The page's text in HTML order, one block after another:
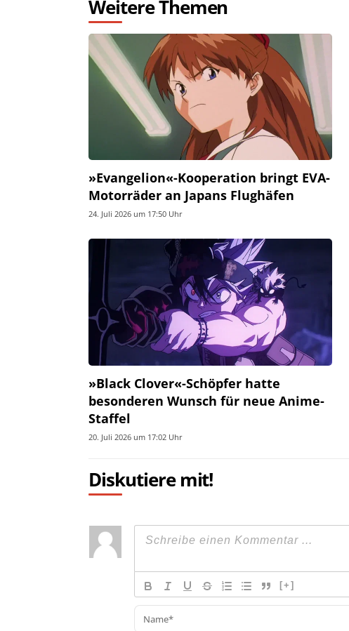
Weitere Themen
»Evangelion«-Kooperation bringt EVA-
Motorräder an Japans Flughäfen
24. Juli 2026 um 17:50 Uhr
»Black Clover«-Schöpfer hatte
besonderen Wunsch für neue Anime-
Staffel
20. Juli 2026 um 17:02 Uhr
Diskutiere mit!
[+]